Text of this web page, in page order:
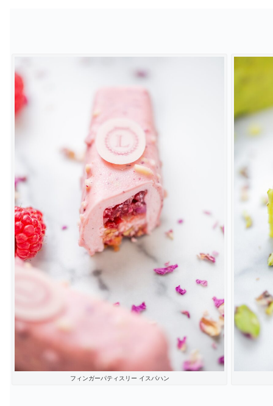
フィンガーパティスリー イスパハン